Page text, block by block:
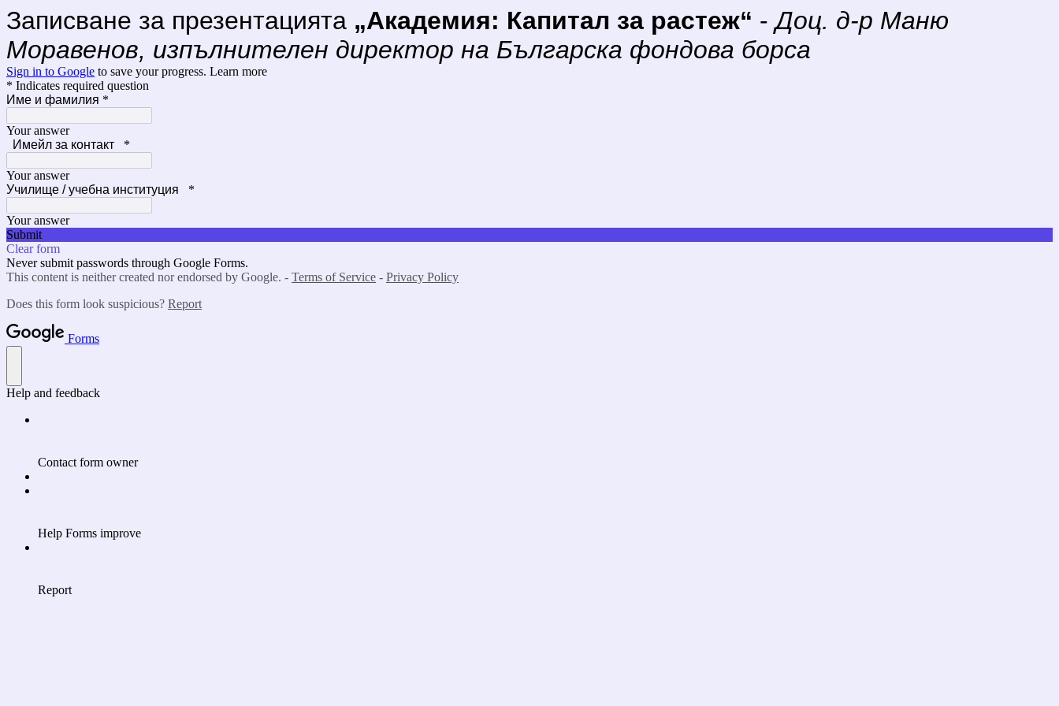
Записване за презентацията „Академия: Капитал за растеж“ -Доц. д-р Маню
Моравенов, изпълнителен директор на Българска фондова борса
Sign in to Google to save your progress. Learn more
* Indicates required question
Име и фамилия *
Your answer
Имейл за контакт
*
Your answer
Училище / учебна институция
*
Your answer
Submit
Clear form
Never submit passwords through Google Forms.
This content is neither created nor endorsed by Google. - Terms of Service - Privacy Policy
Does this form look suspicious? Report
Forms
Help and feedback
Contact form owner
Help Forms improve
Report